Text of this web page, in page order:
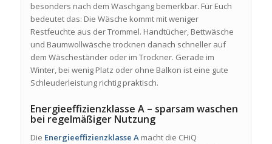
besonders nach dem Waschgang bemerkbar. Für Euch
bedeutet das: Die Wäsche kommt mit weniger
Restfeuchte aus der Trommel. Handtücher, Bettwäsche
und Baumwollwäsche trocknen danach schneller auf
dem Wäscheständer oder im Trockner. Gerade im
Winter, bei wenig Platz oder ohne Balkon ist eine gute
Schleuderleistung richtig praktisch.
Energieeffizienzklasse A – sparsam waschen
bei regelmäßiger Nutzung
Die Energieeffizienzklasse Amacht die CHiQ